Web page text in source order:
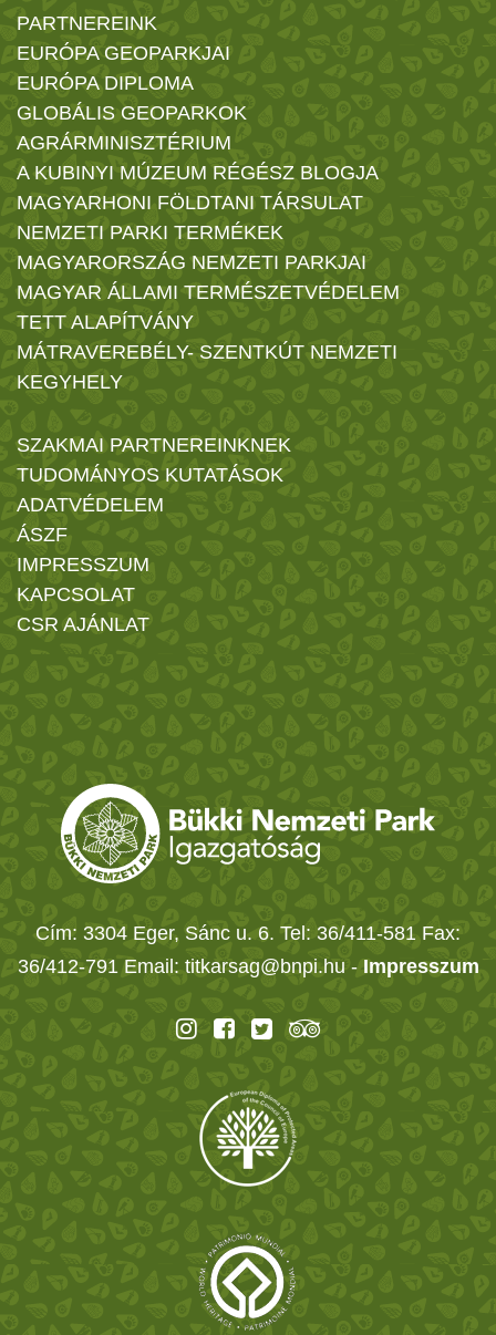
PARTNEREINK
EURÓPA GEOPARKJAI
EURÓPA DIPLOMA
GLOBÁLIS GEOPARKOK
AGRÁRMINISZTÉRIUM
A KUBINYI MÚZEUM RÉGÉSZ BLOGJA
MAGYARHONI FÖLDTANI TÁRSULAT
NEMZETI PARKI TERMÉKEK
MAGYARORSZÁG NEMZETI PARKJAI
MAGYAR ÁLLAMI TERMÉSZETVÉDELEM
TETT ALAPÍTVÁNY
MÁTRAVEREBÉLY- SZENTKÚT NEMZETI
KEGYHELY
SZAKMAI PARTNEREINKNEK
TUDOMÁNYOS KUTATÁSOK
ADATVÉDELEM
ÁSZF
IMPRESSZUM
KAPCSOLAT
CSR AJÁNLAT
Cím: 3304 Eger, Sánc u. 6. Tel: 36/411-581 Fax:
36/412-791 Email: titkarsag@bnpi.hu - Impresszum